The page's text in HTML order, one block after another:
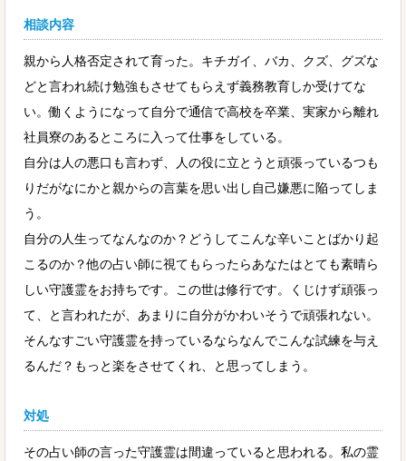
相談内容
親から人格否定されて育った。キチガイ、バカ、クズ、グズな
どと言われ続け勉強もさせてもらえず義務教育しか受けてな
い。働くようになって自分で通信で高校を卒業、実家から離れ
社員寮のあるところに入って仕事をしている。
自分は人の悪口も言わず、人の役に立とうと頑張っているつも
りだがなにかと親からの言葉を思い出し自己嫌悪に陥ってしま
う。
自分の人生ってなんなのか？どうしてこんな辛いことばかり起
こるのか？他の占い師に視てもらったらあなたはとても素晴ら
しい守護霊をお持ちです。この世は修行です。くじけず頑張っ
て、と言われたが、あまりに自分がかわいそうで頑張れない。
そんなすごい守護霊を持っているならなんでこんな試練を与え
るんだ？もっと楽をさせてくれ、と思ってしまう。
対処
その占い師の言った守護霊は間違っていると思われる。私の霊